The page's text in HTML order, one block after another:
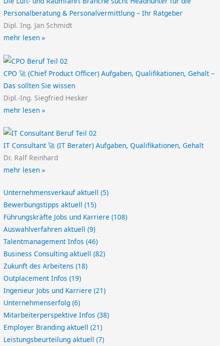
Personalberatung & Personalvermittlung – Ihr Ratgeber
Dipl. Ing. Jan Schmidt
mehr lesen »
CPO 🚀 (Chief Product Officer) Aufgaben, Qualifikationen, Gehalt –
Das sollten Sie wissen
Dipl.-Ing. Siegfried Hesker
mehr lesen »
IT Consultant 🚀 (IT Berater) Aufgaben, Qualifikationen, Gehalt
Dr. Ralf Reinhard
mehr lesen »
Unternehmensverkauf aktuell(5)
Bewerbungstipps aktuell(15)
Führungskräfte Jobs und Karriere(108)
Auswahlverfahren aktuell(9)
Talentmanagement Infos(46)
Business Consulting aktuell(82)
Zukunft des Arbeitens(18)
Outplacement Infos(19)
Ingenieur Jobs und Karriere(21)
Unternehmenserfolg(6)
Mitarbeiterperspektive Infos(38)
Employer Branding aktuell(21)
Leistungsbeurteilung aktuell(7)